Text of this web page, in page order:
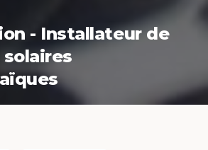
- Installateur de